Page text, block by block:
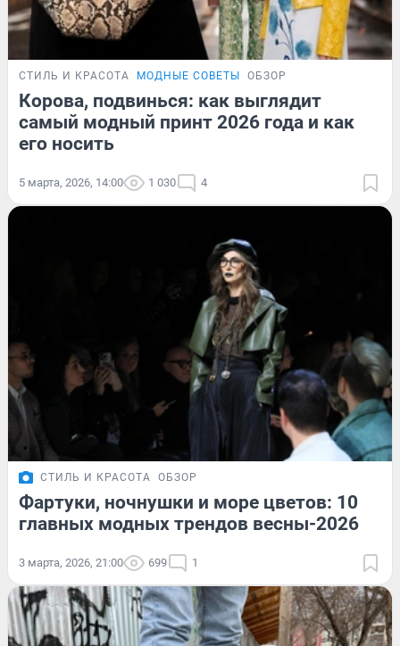
СТИЛЬ И КРАСОТА МОДНЫЕ СОВЕТЫ ОБЗОР
Корова, подвинься: как выглядит
самый модный принт 2026 года и как
его носить
5 марта, 2026, 14:00 1 030 4
СТИЛЬ И КРАСОТА ОБЗОР
Фартуки, ночнушки и море цветов: 10
главных модных трендов весны-2026
3 марта, 2026, 21:00 699 1